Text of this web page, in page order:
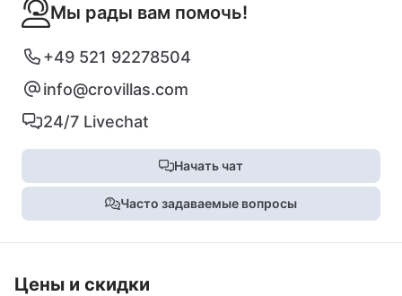
Мы рады вам помочь!
+49 521 92278504
info@crovillas.com
24/7 Livechat
Начать чат
Часто задаваемые вопросы
Цены и скидки